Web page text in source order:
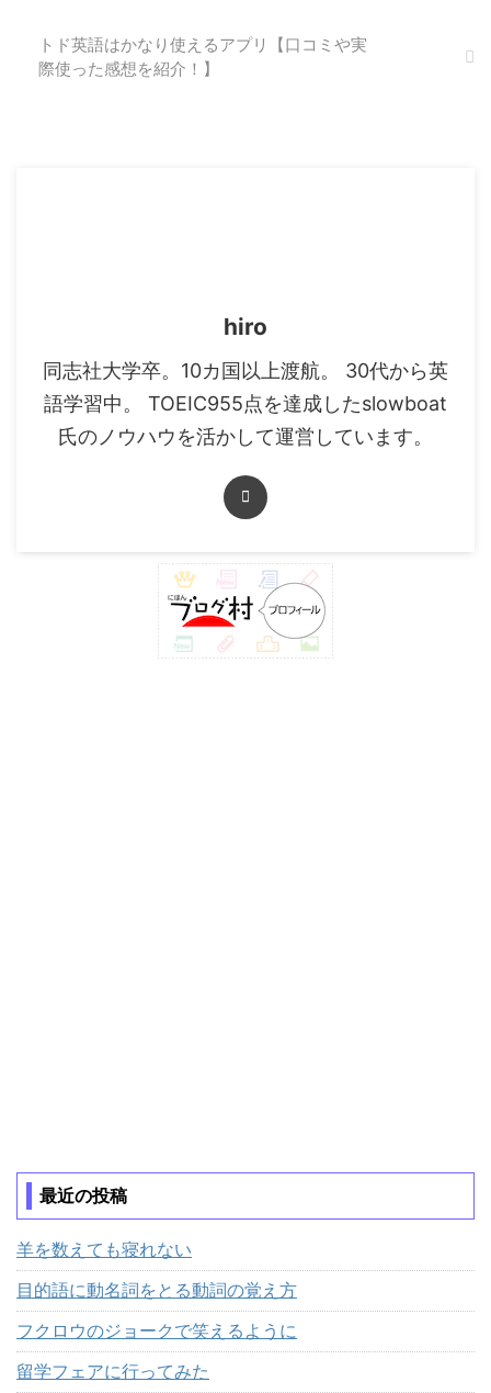
トド英語はかなり使えるアプリ【口コミや実
際使った感想を紹介！】
hiro
同志社大学卒。10カ国以上渡航。 30代から英
語学習中。 TOEIC955点を達成したslowboat
氏のノウハウを活かして運営しています。
最近の投稿
羊を数えても寝れない
目的語に動名詞をとる動詞の覚え方
フクロウのジョークで笑えるように
留学フェアに行ってみた